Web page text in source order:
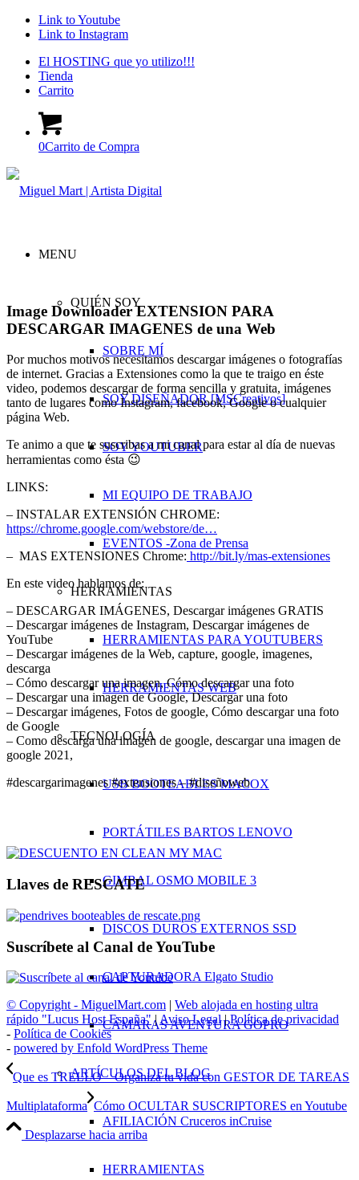
Link to Youtube
Link to Instagram
El HOSTING que yo utilizo!!!
Tienda
Carrito
0Carrito de Compra
MENU
QUIÉN SOY
SOBRE MÍ
SOY DISEÑADOR [MSCreativos]
SOY YOUTUBER
MI EQUIPO DE TRABAJO
EVENTOS -Zona de Prensa
HERRAMIENTAS
HERRAMIENTAS PARA YOUTUBERS
HERRAMIENTAS WEB
TECNOLOGÍA
USB BOOTEABLES MACOX
PORTÁTILES BARTOS LENOVO
GIMBAL OSMO MOBILE 3
DISCOS DUROS EXTERNOS SSD
CAPTURADORA Elgato Studio
CÁMARAS AVENTURA GOPRO
ARTÍCULOS DEL BLOG
AFILIACIÓN Cruceros inCruise
HERRAMIENTAS
Image Downloader EXTENSION PARA
DESCARGAR IMAGENES de una Web
Por muchos motivos necesitamos descargar imágenes o fotografías
de internet. Gracias a Extensiones como la que te traigo en éste
video, podemos descargar de forma sencilla y gratuita, imágenes
tanto de lugares como Instagram, facebook, Google o cualquier
página Web.
Te animo a que te suscribas a mi canal para estar al día de nuevas
herramientas como ésta 😉
LINKS:
– INSTALAR EXTENSIÓN CHROME:
https://chrome.google.com/webstore/de…
– MAS EXTENSIONES Chrome: http://bit.ly/mas-extensiones
En este video hablamos de:
– DESCARGAR IMÁGENES, Descargar imágenes GRATIS
– Descargar imágenes de Instagram, Descargar imágenes de
YouTube
– Descargar imágenes de la Web, capture, google, imagenes,
descarga
– Cómo descargar una imagen, Cómo descargar una foto
– Descargar una imagen de Google, Descargar una foto
– Descargar imágenes, Fotos de google, Cómo descargar una foto
de Google
– Como descarga una imagen de google, descargar una imagen de
google 2021,
#descargarimagenes #extensiones – #diseñoweb
Llaves de RESCATE
Suscríbete al Canal de YouTube
© Copyright - MiguelMart.com | Web alojada en hosting ultra
rápido "Lucus Host España" | Aviso Legal|Política de privacidad
- Política de Cookies
- powered by Enfold WordPress Theme
Que es TRELLO – Organiza tu vida con GESTOR DE TAREAS
Multiplataforma Cómo OCULTAR SUSCRIPTORES en Youtube
Desplazarse hacia arriba